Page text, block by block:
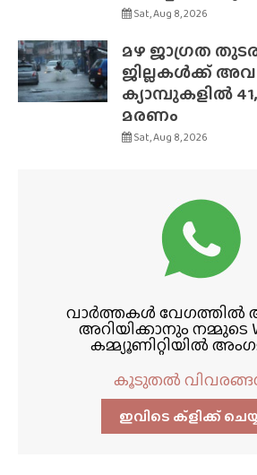
Sat, Aug 8, 2026
മഴ ജാഗ്രത
ജില്ലകൾക്ക്
ക്യാമ്പുകളിൽ
മരണം
Sat, Aug 8, 2026
വാർത്തകൾ വേഗത്തിൽ
അറിയിക്കാനും നമ്മുടെ
കമ്മ്യൂണിറ്റിയിൽ
കൂടുതൽ
ഇവിടെ ക്ളിക്ക്‌